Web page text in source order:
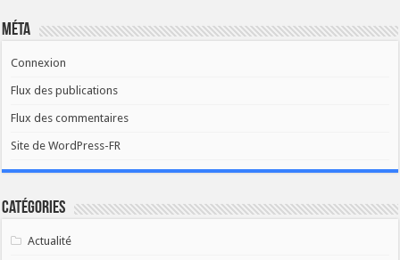
Méta
Connexion
Flux des publications
Flux des commentaires
Site de WordPress-FR
Catégories
Actualité